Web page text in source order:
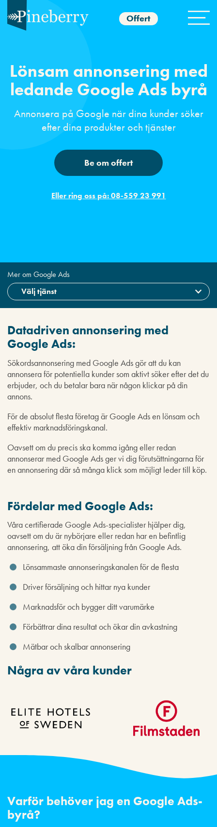
Offert
Lönsam annonsering med
ledande Google Ads byrå
Annonsera på Google när dina kunder söker
efter dina produkter och tjänster
Be om offert
Eller ring oss på: 08-559 23 991
Mer om Google Ads
Datadriven annonsering med
Google Ads:
Sökordsannonsering med Google Ads gör att du kan
annonsera för potentiella kunder som aktivt söker efter det du
erbjuder, och du betalar bara när någon klickar på din
annons.
För de absolut flesta företag är Google Ads en lönsam och
effektiv marknadsföringskanal.
Oavsett om du precis ska komma igång eller redan
annonserar med Google Ads ger vi dig förutsättningarna för
en annonsering där så många klick som möjligt leder till köp.
Fördelar med Google Ads:
Våra certifierade Google Ads-specialister hjälper dig,
oavsett om du är nybörjare eller redan har en befintlig
annonsering, att öka din försäljning från Google Ads.
Lönsammaste annonseringskanalen för de flesta
Driver försäljning och hittar nya kunder
Marknadsför och bygger ditt varumärke
Förbättrar dina resultat och ökar din avkastning
Mätbar och skalbar annonsering
Några av våra kunder
Varför behöver jag en Google Ads-
byrå?